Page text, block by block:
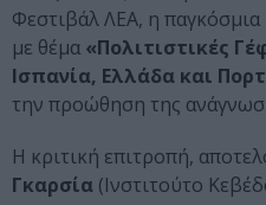
Φεστιβάλ ΛΕΑ, η παγκόσμια
με θέμα «Πολιτιστικές
Ισπανία, Ελλάδα και
την προώθηση της
Η κριτική επιτροπή,
Γκαρσία (Ινστιτούτο